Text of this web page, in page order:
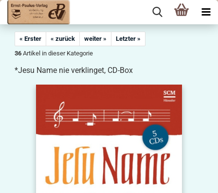
« Erster « zurück weiter »
Letzter »
36 Artikel in dieser Kategorie
*Jesu Name nie verklinget, CD-Box